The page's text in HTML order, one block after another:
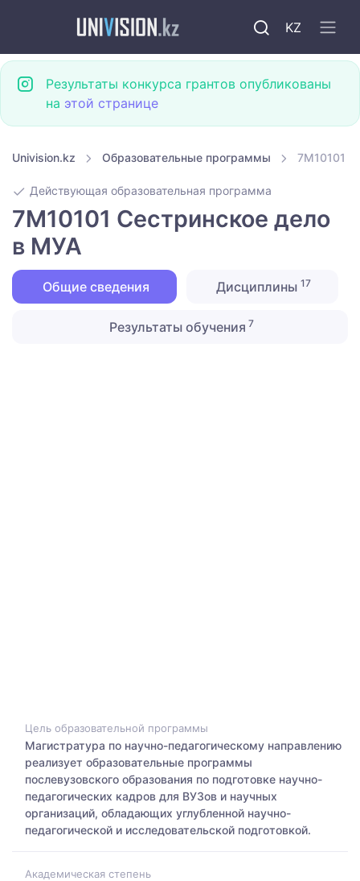
KZ
Результаты конкурса грантов опубликованы
на этой странице
Univision.kz Образовательные программы 7M10101
Действующая образовательная программа
7M10101 Сестринское дело
в МУА
Общие сведения Дисциплины17
Результаты обучения 7
Цель образовательной программы
Магистратура по научно-педагогическому направлению
реализует образовательные программы
послевузовского образования по подготовке научно-
педагогических кадров для ВУЗов и научных
организаций, обладающих углубленной научно-
педагогической и исследовательской подготовкой.
Академическая степень